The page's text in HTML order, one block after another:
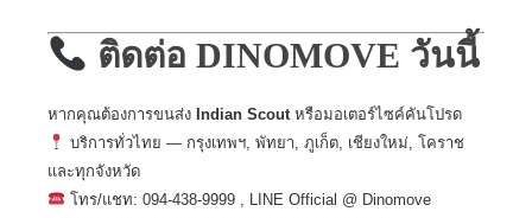
ติดต่อ DINOMOVE วันนี้
หากคุณต้องการขนส่ง Indian Scoutหรือมอเตอร์ไซค์คันโปรด
บริการทั่วไทย — กรุงเทพฯ, พัทยา, ภูเก็ต, เชียงใหม่, โคราช
และทุกจังหวัด
โทร/แชท: 094-438-9999 , LINE Official @ Dinomove